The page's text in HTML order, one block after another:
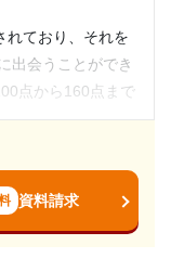
入った。
際の料金とは異なる可
ださい。
口コミをもっと見る
。
ニケーション等)
も先生方は真摯に
れており、それを
出会うことができ
点から160点まで
期講習などの講習
資料請求